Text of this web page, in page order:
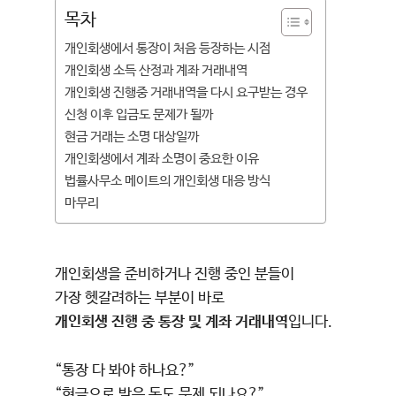
목차
개인회생에서 통장이 처음 등장하는 시점
개인회생 소득 산정과 계좌 거래내역
개인회생 진행중 거래내역을 다시 요구받는 경우
신청 이후 입금도 문제가 될까
현금 거래는 소명 대상일까
개인회생에서 계좌 소명이 중요한 이유
법률사무소 메이트의 개인회생 대응 방식
마무리
개인회생을 준비하거나 진행 중인 분들이
가장 헷갈려하는 부분이 바로
개인회생 진행 중 통장 및 계좌 거래내역입니다.
“통장 다 봐야 하나요?”